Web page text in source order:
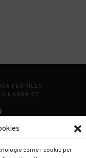
come i cookie per
FERRILLO
NA989177
Policy